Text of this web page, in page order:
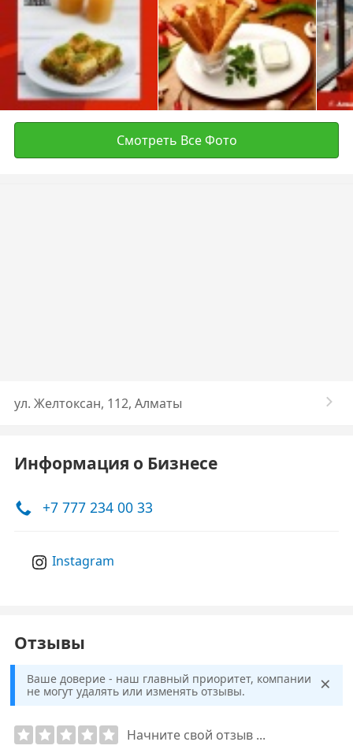
Смотреть Все Фото
ул. Желтоксан, 112, Алматы
Информация о Бизнесе
+7 777 234 00 33
Instagram
Отзывы
Ваше доверие - наш главный приоритет, компании
не могут удалять или изменять отзывы.
×
Начните свой отзыв ...